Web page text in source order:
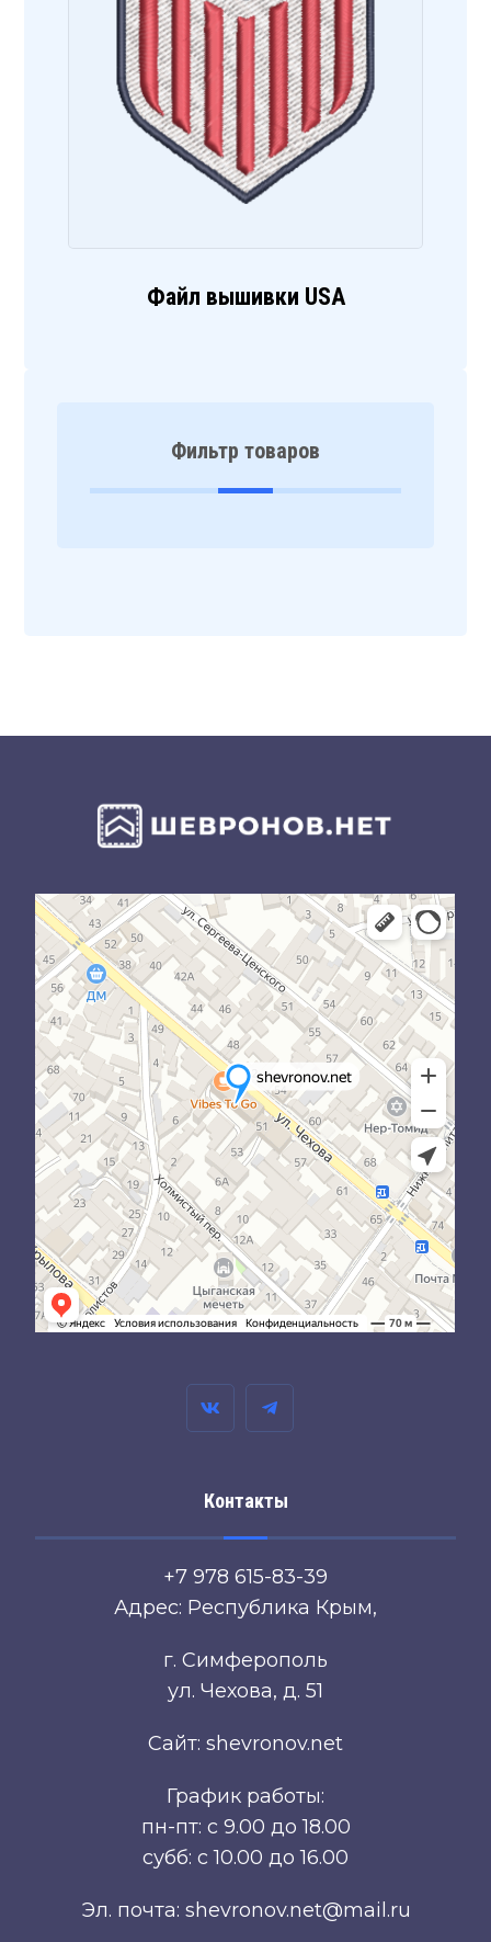
Файл вышивки USA
Фильтр товаров
Контакты
+7 978 615-83-39
Адрес: Республика Крым,
г. Симферополь
ул. Чехова, д. 51
Сайт: shevronov.net
График работы:
пн-пт: с 9.00 до 18.00
субб: с 10.00 до 16.00
Эл. почта: shevronov.net@mail.ru